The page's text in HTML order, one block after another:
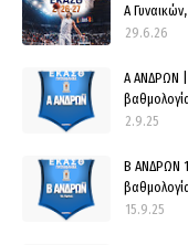
Α
29.6.26
Α ΑΝΔΡΩΝ |
2.9.25
Β ΑΝΔΡΩΝ
15.9.25